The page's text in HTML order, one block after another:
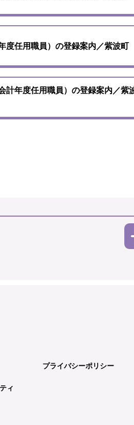
度任用職員）の登録案内／紫波町
計年度任用職員）の登録案内／紫
プライバシーポリシー
ィ